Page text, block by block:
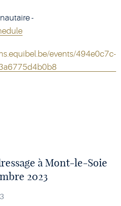
-
events/494e0c7c-
à Mont-le-Soie
2023